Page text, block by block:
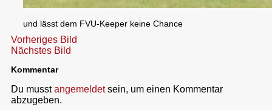
und lässt dem FVU-Keeper keine Chance
Vorheriges Bild
Nächstes Bild
Kommentar
Du musstangemeldetsein, um einen Kommentar
abzugeben.